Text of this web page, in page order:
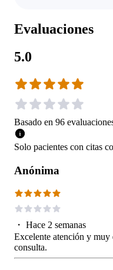
Evaluaciones
5.0
Basado en 96
Solo pacientes con citas
Anónima
・ Hace 2 semanas
Excelente atención y muy
consulta.